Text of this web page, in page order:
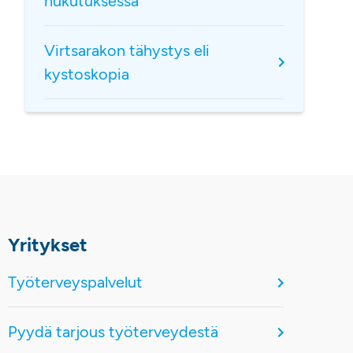
Virtsarakon tähystys eli
kystoskopia
Yritykset
Työterveyspalvelut
Pyydä tarjous työterveydestä